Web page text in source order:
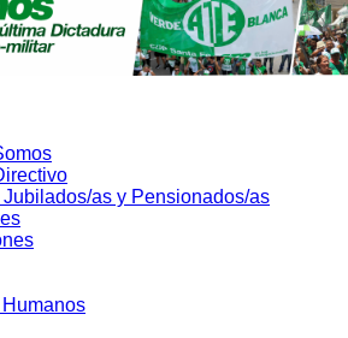
as y Pensionados/as